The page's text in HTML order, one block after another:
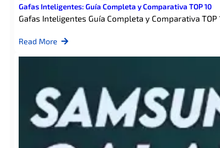
Gafas Inteligentes: Guía Completa y Comparativa TOP 10
Gafas Inteligentes Guía Completa y Comparativa
Read More